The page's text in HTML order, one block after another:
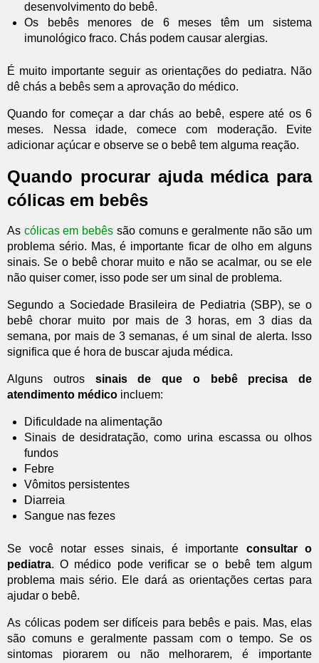
desenvolvimento do bebê.
Os bebês menores de 6 meses têm um sistema
imunológico fraco. Chás podem causar alergias.
É muito importante seguir as orientações do pediatra. Não
dê chás a bebês sem a aprovação do médico.
Quando for começar a dar chás ao bebê, espere até os 6
meses. Nessa idade, comece com moderação. Evite
adicionar açúcar e observe se o bebê tem alguma reação.
Quando procurar ajuda médica para
cólicas em bebês
As cólicas em bebês são comuns e geralmente não são um
problema sério. Mas, é importante ficar de olho em alguns
sinais. Se o bebê chorar muito e não se acalmar, ou se ele
não quiser comer, isso pode ser um sinal de problema.
Segundo a Sociedade Brasileira de Pediatria (SBP), se o
bebê chorar muito por mais de 3 horas, em 3 dias da
semana, por mais de 3 semanas, é um sinal de alerta. Isso
significa que é hora de buscar ajuda médica.
Alguns outros sinais de que o bebê precisa de
atendimento médico incluem:
Dificuldade na alimentação
Sinais de desidratação, como urina escassa ou olhos
fundos
Febre
Vômitos persistentes
Diarreia
Sangue nas fezes
Se você notar esses sinais, é importante consultar o
pediatra. O médico pode verificar se o bebê tem algum
problema mais sério. Ele dará as orientações certas para
ajudar o bebê.
As cólicas podem ser difíceis para bebês e pais. Mas, elas
são comuns e geralmente passam com o tempo. Se os
sintomas piorarem ou não melhorarem, é importante